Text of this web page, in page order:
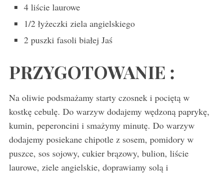
4 liście laurowe
1/2 łyżeczki ziela angielskiego
2 puszki fasoli białej Jaś
PRZYGOTOWANIE :
Na oliwie podsmażamy starty czosnek i pociętą w
kostkę cebulę. Do warzyw dodajemy wędzoną paprykę,
kumin, peperoncini i smażymy minutę. Do warzyw
dodajemy posiekane chipotle z sosem, pomidory w
puszce, sos sojowy, cukier brązowy, bulion, liście
laurowe, ziele angielskie, doprawiamy solą i